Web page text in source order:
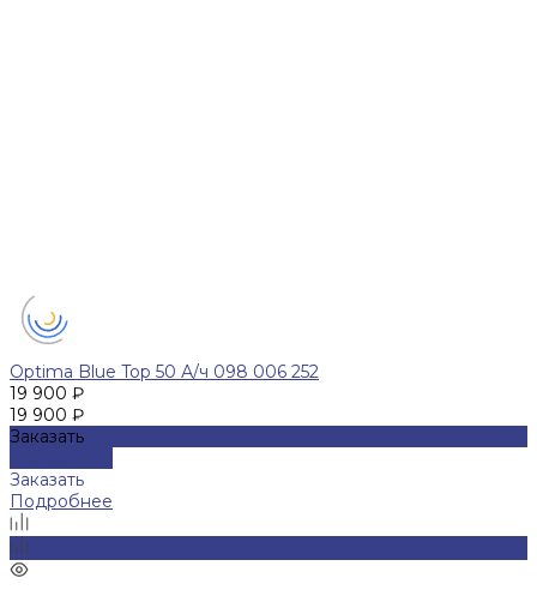
Optima Blue Top 50 А/ч 098 006 252
19 900 ₽
19 900 ₽
Заказать
Заказать
Подробнее